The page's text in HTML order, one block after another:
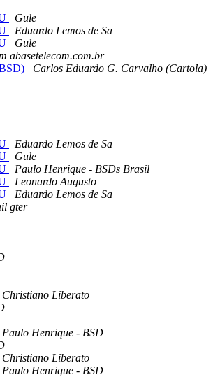
Gule
Eduardo Lemos de Sa
Gule
abasetelecom.com.br
Carlos Eduardo G. Carvalho (Cartola)
Eduardo Lemos de Sa
Gule
Paulo Henrique - BSDs Brasil
Leonardo Augusto
Eduardo Lemos de Sa
gter
Christiano Liberato
Paulo Henrique - BSD
Christiano Liberato
Paulo Henrique - BSD